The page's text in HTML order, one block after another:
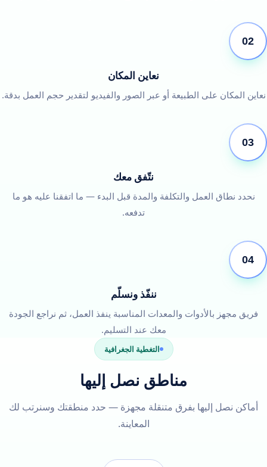
02
نعاين المكان
نعاين المكان على الطبيعة أو عبر الصور والفيديو لتقدير حجم العمل بدقة.
03
نتّفق معك
نحدد نطاق العمل والتكلفة والمدة قبل البدء — ما اتفقنا عليه هو ما
تدفعه.
04
ننفّذ ونسلّم
فريق مجهز بالأدوات والمعدات المناسبة ينفذ العمل، ثم نراجع الجودة
معك عند التسليم.
التغطية الجغرافية
مناطق نصل إليها
أماكن نصل إليها بفرق متنقلة مجهزة — حدد منطقتك وسنرتب لك
المعاينة.